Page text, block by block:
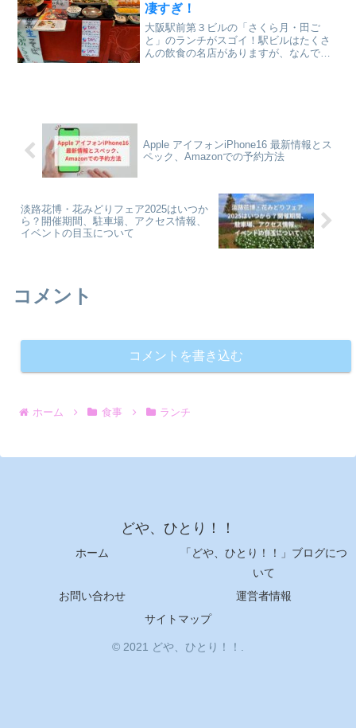
凄すぎ！
大阪駅前第３ビルの「さくら月・田ご
と」のランチがスゴイ！駅ビルはたくさ
んの飲食の名店がありますが、なんで今
Apple アイフォンiPhone16 最新情報とス
ペック、Amazonでの予約方法
淡路花博・花みどりフェア2025はいつか
ら？開催期間、駐車場、アクセス情報、
イベントの目玉について
コメント
コメントを書き込む
ホーム 食事 ランチ
どや、ひとり！！
ホーム
「どや、ひとり！！」ブログにつ
いて
お問い合わせ
運営者情報
サイトマップ
© 2021 どや、ひとり！！.